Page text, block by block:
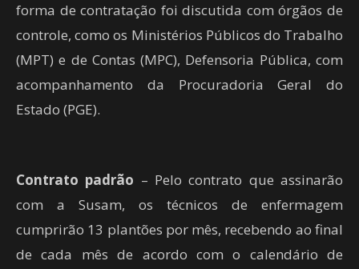
forma de contratação foi discutida com órgãos de
controle, como os Ministérios Públicos do Trabalho
(MPT) e de Contas (MPC), Defensoria Pública, com
acompanhamento da Procuradoria Geral do
Estado (PGE).
Contrato padrão – Pelo contrato que assinarão
com a Susam, os técnicos de enfermagem
cumprirão 13 plantões por mês, recebendo ao final
de cada mês de acordo com o calendário de